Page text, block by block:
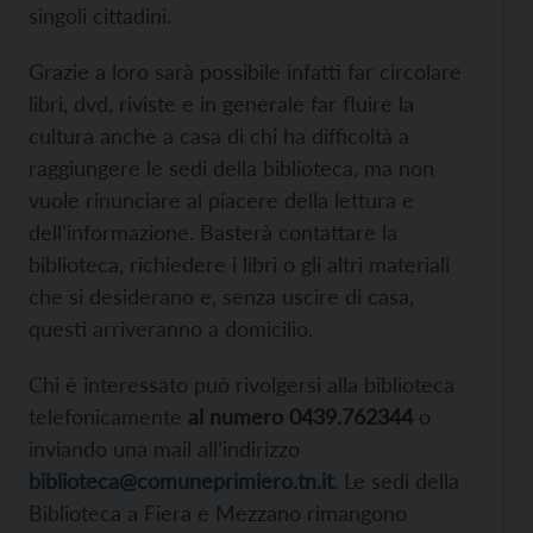
singoli cittadini.
Grazie a loro sarà possibile infatti far circolare
libri, dvd, riviste e in generale far fluire la
cultura anche a casa di chi ha difficoltà a
raggiungere le sedi della biblioteca, ma non
vuole rinunciare al piacere della lettura e
dell’informazione. Basterà contattare la
biblioteca, richiedere i libri o gli altri materiali
che si desiderano e, senza uscire di casa,
questi arriveranno a domicilio.
Chi è interessato può rivolgersi alla biblioteca
telefonicamente al numero 0439.762344 o
inviando una mail all’indirizzo
biblioteca@comuneprimiero.tn.it. Le sedi della
Biblioteca a Fiera e Mezzano rimangono